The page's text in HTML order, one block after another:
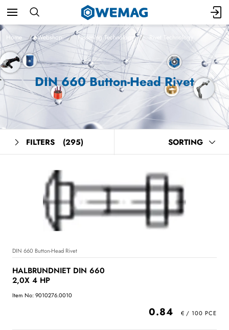
Home Webshop Fastening Technology Rivet Technology
DIN 660 Button-Head Rivet
FILTERS (295) SORTING
DIN 660 Button-Head Rivet
HALBRUNDNIET DIN 660
2,0X 4 HP
Item No: 9010276.0010
0.84